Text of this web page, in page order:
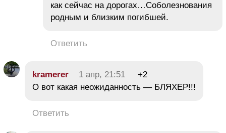
как сейчас на дорогах…Соболезнования
родным и близким погибшей.
Ответить
kramerer 1 апр, 21:51
+2
О вот какая неожиданность — БЛЯХЕР!!!
Ответить